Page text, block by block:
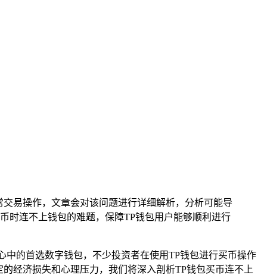
易操作，文章会对该问题进行详细解析，分析可能导
时连不上钱包的难题，保障TP钱包用户能够顺利进行
的首选数字钱包，不少投资者在使用TP钱包进行买币操作
经济损失和心理压力，我们将深入剖析TP钱包买币连不上